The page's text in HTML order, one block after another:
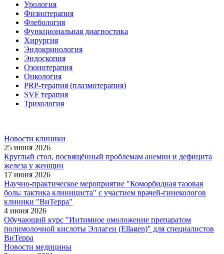
Урология
Физиотерапия
Флебология
Функциональная диагностика
Хирургия
Эндокринология
Эндоскопия
Озонотерапия
Онкология
PRP-терапия (плазмотерапия)
SVF терапия
Трихология
Новости клиники
25 июня 2026
Круглый стол, посвящённый проблемам анемии и дефицита
железа у женщин
17 июня 2026
Научно-практическое мероприятие "Коморбидная тазовая
боль: тактика клинициста" с участием врачей-гинекологов
клиники "ВиТерра"
4 июня 2026
Обучающий курс "Интимное омоложение препаратом
полимолочной кислоты Эллаген (Ellagen)" для специалистов
ВиТерра
Новости медицины